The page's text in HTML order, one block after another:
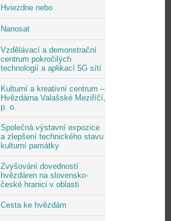
Hviezdne nebo
Nanosat
Vzdělávací a demonstrační
centrum pokročilých
technologií a aplikací 5G sítí
Kulturní a kreativní centrum –
Hvězdárna Valašské Meziříčí,
p. o.
Společná výstavní expozice
a zlepšení technického stavu
kulturní památky
Zvyšování dovedností
hvězdáren na slovensko-
české hranici v oblasti
Cesta ke hvězdám